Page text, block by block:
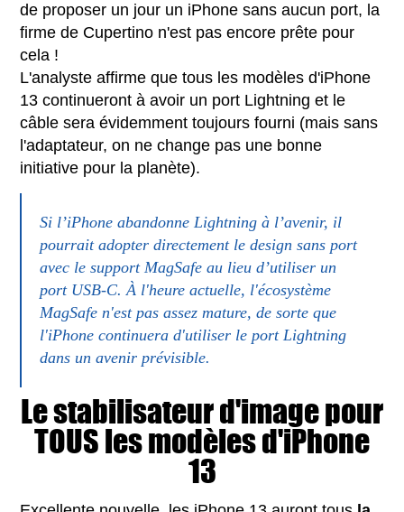
de proposer un jour un iPhone sans aucun port, la
firme de Cupertino n'est pas encore prête pour
cela !
L'analyste affirme que tous les modèles d'iPhone
13 continueront à avoir un port Lightning et le
câble sera évidemment toujours fourni (mais sans
l'adaptateur, on ne change pas une bonne
initiative pour la planète).
Si l’iPhone abandonne Lightning à l’avenir, il
pourrait adopter directement le design sans port
avec le support MagSafe au lieu d’utiliser un
port USB-C. À l'heure actuelle, l'écosystème
MagSafe n'est pas assez mature, de sorte que
l'iPhone continuera d'utiliser le port Lightning
dans un avenir prévisible.
Le stabilisateur d'image pour
TOUS les modèles d'iPhone
13